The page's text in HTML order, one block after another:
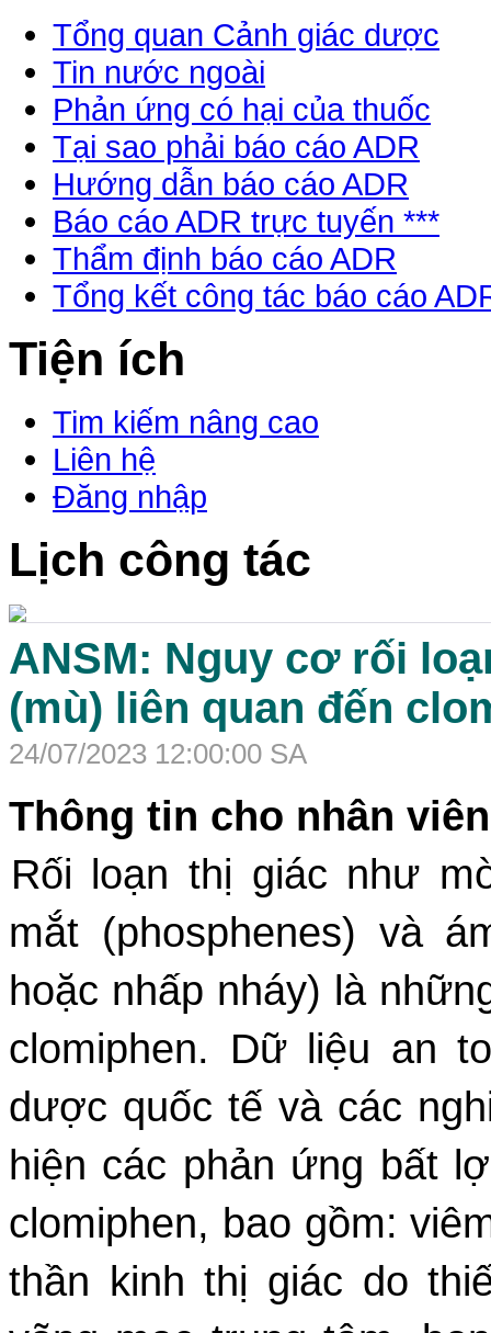
Tổng quan Cảnh giác dược
Tin nước ngoài
Phản ứng có hại của thuốc
Tại sao phải báo cáo ADR
Hướng dẫn báo cáo ADR
Báo cáo ADR trực tuyến ***
Thẩm định báo cáo ADR
Tổng kết công tác báo cáo
Tiện ích
Tim kiếm nâng cao
Liên hệ
Đăng nhập
Lịch công tác
ANSM: Nguy cơ rối
(mù) liên quan đến
24/07/2023 12:00:00 SA
Thông tin cho nhân
Rối loạn thị giác như
mắt (phosphenes) và
hoặc nhấp nháy) là
clomiphen. Dữ liệu an
dược quốc tế và các
hiện các phản ứng bất
clomiphen, bao gồm:
thần kinh thị giác do